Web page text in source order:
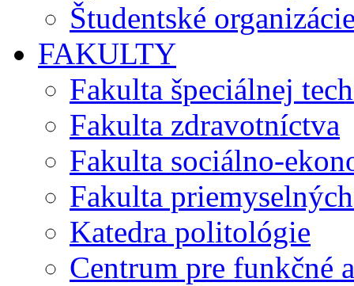
Študentské
FAKULTY
Fakulta špeciálnej
Fakulta zdravotníctva
Fakulta sociálno-
Fakulta
Katedra politológie
Centrum pre funkčné